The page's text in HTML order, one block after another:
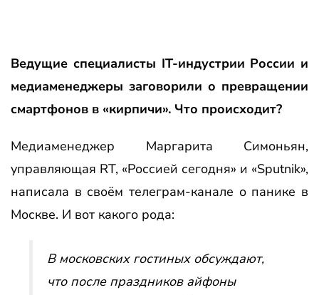
Ведущие специалисты IT-индустрии России и
медиаменеджеры заговорили о превращении
смартфонов в «кирпичи». Что происходит?
Медиаменеджер Маргарита Симоньян,
управляющая RT, «Россией сегодня» и «Sputnik»,
написала в своём телеграм-канале о панике в
Москве. И вот какого рода:
В московских гостиных обсуждают,
что после праздников айфоны